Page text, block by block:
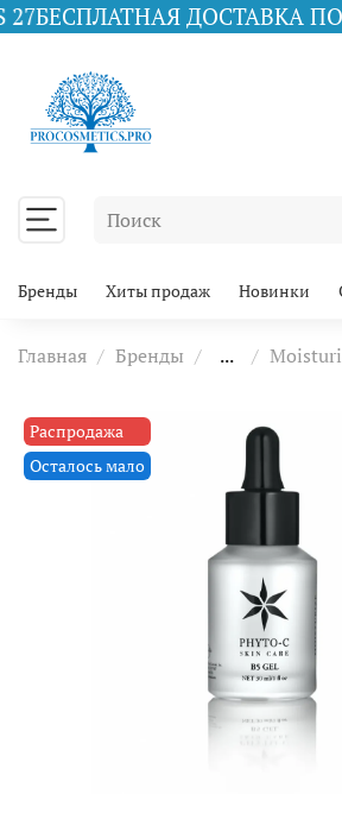
ДОСТАВКА ПО ВСЕЙ
Бренды Хиты продаж Новинки
Главная Бренды ...
Распродажа
Осталось мало